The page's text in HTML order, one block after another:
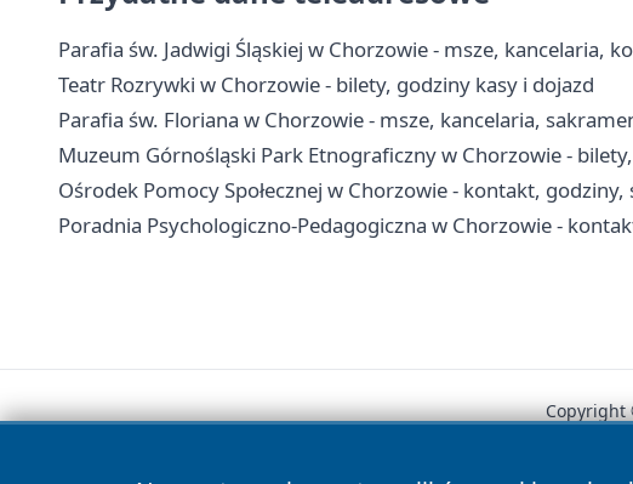
Parafia św. Jadwigi Śląskiej w Chorzowie - msze, kancelaria,
Teatr Rozrywki w Chorzowie - bilety, godziny kasy i dojazd
Parafia św. Floriana w Chorzowie - msze, kancelaria,
Muzeum Górnośląski Park Etnograficzny w Chorzowie -
Ośrodek Pomocy Społecznej w Chorzowie - kontakt,
Poradnia Psychologiczno-Pedagogiczna w Chorzowie -
Copyright